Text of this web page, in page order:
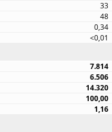
33
48
0,34
<0,01
7.814
6.506
14.320
100,00
1,16